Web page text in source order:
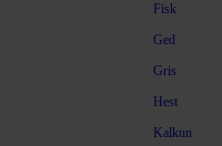
Fisk
Ged
Gris
Hest
Kalkun